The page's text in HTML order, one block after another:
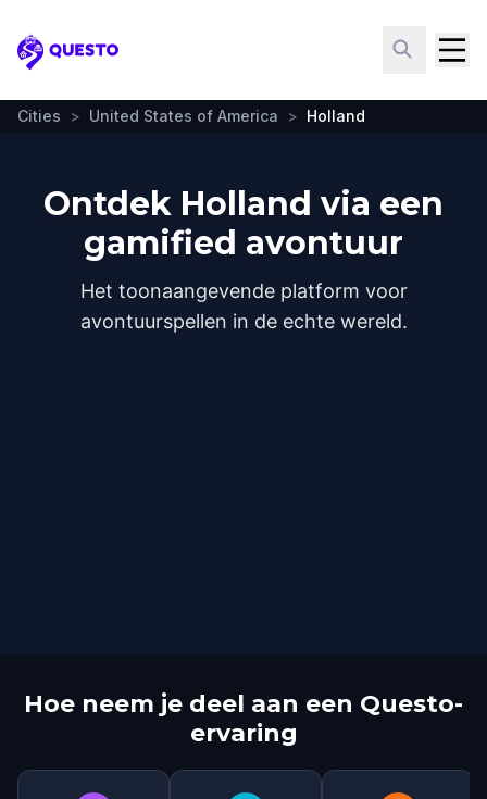
Questo
Cities > United States of America > Holland
Ontdek Holland via een
gamified avontuur
Het toonaangevende platform voor
avontuurspellen in de echte wereld.
Hoe neem je deel aan een Questo-
ervaring